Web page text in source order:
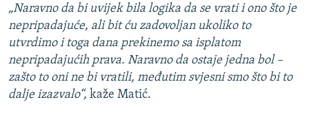
„Naravno da bi uvijek bila logika da se vrati i ono što je
nepripadajuće, ali bit ću zadovoljan ukoliko to
utvrdimo i toga dana prekinemo sa isplatom
nepripadajućih prava. Naravno da ostaje jedna bol –
zašto to oni ne bi vratili, međutim svjesni smo što bi to
dalje izazvalo“, kaže Matić.